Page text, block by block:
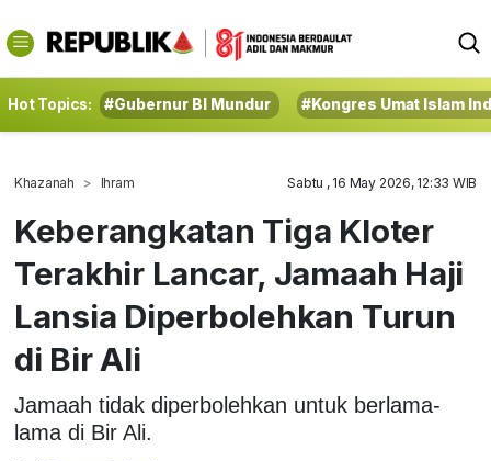
Hot Topics: #Gubernur BI Mundur #Kongres Umat Islam
Khazanah Ihram Sabtu , 16 May 2026, 12:33 WIB
Keberangkatan Tiga Kloter
Terakhir Lancar, Jamaah Haji
Lansia Diperbolehkan Turun
di Bir Ali
Jamaah tidak diperbolehkan untuk berlama-
lama di Bir Ali.